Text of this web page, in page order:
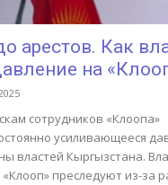
арестов. Как
на
сотрудников «Клоопа»
усиливающееся
властей Кыргызстана.
преследуют из-за